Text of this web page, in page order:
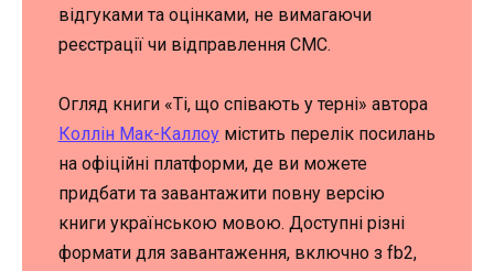
відгуками та оцінками, не вимагаючи
реєстрації чи відправлення СМС.
Огляд книги «Ті, що співають у терні» автора
Коллін Мак-Каллоумістить перелік посилань
на офіційні платформи, де ви можете
придбати та завантажити повну версію
книги українською мовою. Доступні різні
формати для завантаження, включно з fb2,